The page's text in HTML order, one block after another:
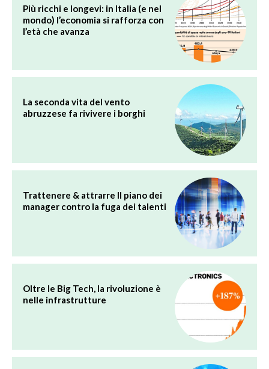
Più ricchi e longevi: in Italia (e nel
mondo) l’economia si rafforza con
l’età che avanza
La seconda vita del vento
abruzzese fa rivivere i borghi
Trattenere & attrarre Il piano dei
manager contro la fuga dei talenti
Oltre le Big Tech, la rivoluzione è
nelle infrastrutture